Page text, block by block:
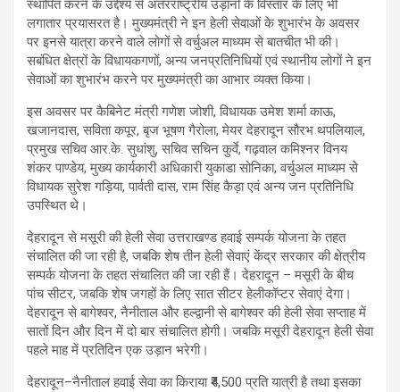
स्थापित करने के उद्देश्य से अंतरराष्ट्रीय उड़ानों के विस्तार के लिए भी
लगातार प्रयासरत है। मुख्यमंत्री ने इन हेली सेवाओं के शुभारंभ के अवसर
पर इनसे यात्रा करने वाले लोगों से वर्चुअल माध्यम से बातचीत भी की।
सबंधित क्षेत्रों के विधायकगणों, अन्य जनप्रतिनिधियों एवं स्थानीय लोगों ने इन
सेवाओं का शुभारंभ करने पर मुख्यमंत्री का आभार व्यक्त किया।
इस अवसर पर कैबिनेट मंत्री गणेश जोशी, विधायक उमेश शर्मा काऊ,
खजानदास, सविता कपूर, बृज भूषण गैरोला, मेयर देहरादून सौरभ थपलियाल,
प्रमुख सचिव आर.के. सुधांशु, सचिव सचिन कुर्वे, गढ़वाल कमिश्नर विनय
शंकर पाण्डेय, मुख्य कार्यकारी अधिकारी युकाडा सोनिका, वर्चुअल माध्यम से
विधायक सुरेश गड़िया, पार्वती दास, राम सिंह कैड़ा एवं अन्य जन प्रतिनिधि
उपस्थित थे।
देहरादून से मसूरी की हेली सेवा उत्तराखण्ड हवाई सम्पर्क योजना के तहत
संचालित की जा रही है, जबकि शेष तीन हेली सेवाएं केंद्र सरकार की क्षेत्रीय
सम्पर्क योजना के तहत संचालित की जा रही हैं। देहरादून – मसूरी के बीच
पांच सीटर, जबकि शेष जगहों के लिए सात सीटर हेलीकॉप्टर सेवाएं देगा।
देहरादून से बागेश्वर, नैनीताल और हल्द्वानी से बागेश्वर की हेली सेवा सप्ताह में
सातों दिन और दिन में दो बार संचालित होगी। जबकि मसूरी देहरादून हेली सेवा
पहले माह में प्रतिदिन एक उड़ान भरेगी।
देहरादून–नैनीताल हवाई सेवा का किराया ₹4,500 प्रति यात्री है तथा इसका